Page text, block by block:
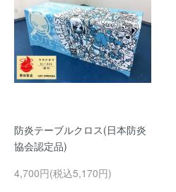
防炎テーブルクロス(日本防炎
協会認定品)
4,700円(税込5,170円)